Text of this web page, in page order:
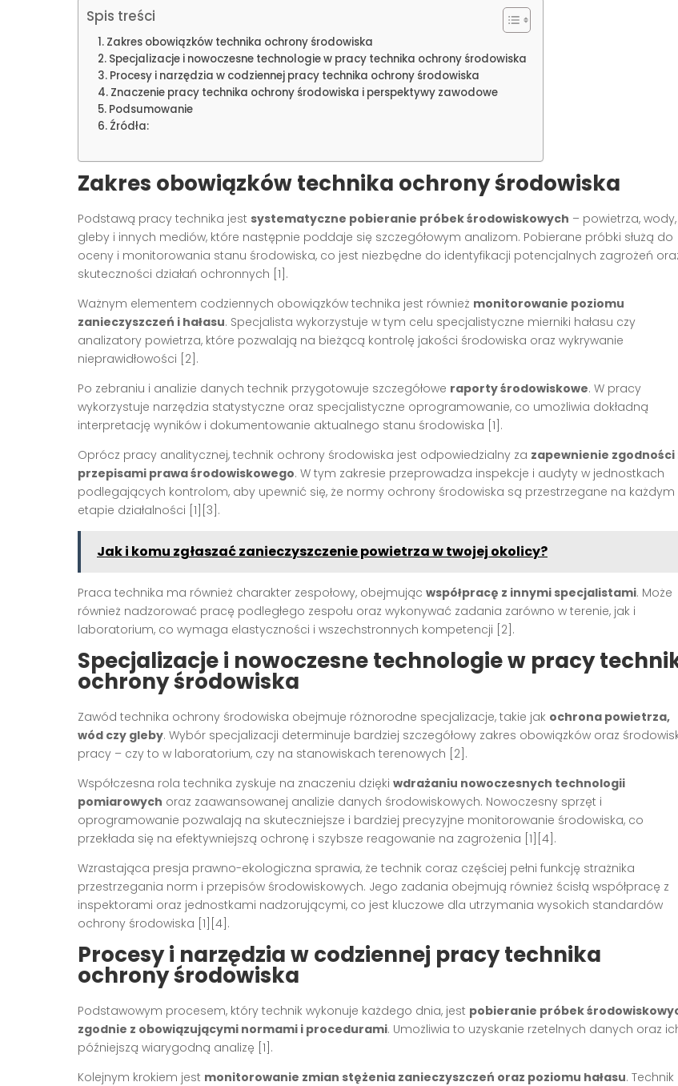
Spis treści
Zakres obowiązków technika ochrony środowiska
Specjalizacje i nowoczesne technologie w pracy technika ochrony środowiska
Procesy i narzędzia w codziennej pracy technika ochrony środowiska
Znaczenie pracy technika ochrony środowiska i perspektywy zawodowe
Podsumowanie
Źródła:
Zakres obowiązków technika ochrony środowiska
Podstawą pracy technika jest systematyczne pobieranie próbek środowiskowych – powietrza, wody,
gleby i innych mediów, które następnie poddaje się szczegółowym analizom. Pobierane próbki służą do
oceny i monitorowania stanu środowiska, co jest niezbędne do identyfikacji potencjalnych zagrożeń
skuteczności działań ochronnych [1].
Ważnym elementem codziennych obowiązków technika jest również monitorowanie poziomu
zanieczyszczeń i hałasu. Specjalista wykorzystuje w tym celu specjalistyczne mierniki hałasu czy
analizatory powietrza, które pozwalają na bieżącą kontrolę jakości środowiska oraz wykrywanie
nieprawidłowości [2].
Po zebraniu i analizie danych technik przygotowuje szczegółowe raporty środowiskowe. W pracy
wykorzystuje narzędzia statystyczne oraz specjalistyczne oprogramowanie, co umożliwia dokładną
interpretację wyników i dokumentowanie aktualnego stanu środowiska [1].
Oprócz pracy analitycznej, technik ochrony środowiska jest odpowiedzialny za zapewnienie zgodności
przepisami prawa środowiskowego. W tym zakresie przeprowadza inspekcje i audyty w jednostkach
podlegających kontrolom, aby upewnić się, że normy ochrony środowiska są przestrzegane na każdym
etapie działalności [1][3].
Jak i komu zgłaszać zanieczyszczenie powietrza w twojej okolicy?
Praca technika ma również charakter zespołowy, obejmując współpracę z innymi specjalistami. Może
również nadzorować pracę podległego zespołu oraz wykonywać zadania zarówno w terenie, jak i
laboratorium, co wymaga elastyczności i wszechstronnych kompetencji [2].
Specjalizacje i nowoczesne technologie w pracy
ochrony środowiska
Zawód technika ochrony środowiska obejmuje różnorodne specjalizacje, takie jak ochrona powietrza,
wód czy gleby. Wybór specjalizacji determinuje bardziej szczegółowy zakres obowiązków oraz
pracy – czy to w laboratorium, czy na stanowiskach terenowych [2].
Współczesna rola technika zyskuje na znaczeniu dzięki wdrażaniu nowoczesnych technologii
pomiarowych oraz zaawansowanej analizie danych środowiskowych. Nowoczesny sprzęt i
oprogramowanie pozwalają na skuteczniejsze i bardziej precyzyjne monitorowanie środowiska, co
przekłada się na efektywniejszą ochronę i szybsze reagowanie na zagrożenia [1][4].
Wzrastająca presja prawno-ekologiczna sprawia, że technik coraz częściej pełni funkcję strażnika
przestrzegania norm i przepisów środowiskowych. Jego zadania obejmują również ścisłą współpracę z
inspektorami oraz jednostkami nadzorującymi, co jest kluczowe dla utrzymania wysokich standardów
ochrony środowiska [1][4].
Procesy i narzędzia w codziennej pracy technika
ochrony środowiska
Podstawowym procesem, który technik wykonuje każdego dnia, jest pobieranie próbek
zgodnie z obowiązującymi normami i procedurami. Umożliwia to uzyskanie rzetelnych danych oraz
późniejszą wiarygodną analizę [1].
Kolejnym krokiem jest monitorowanie zmian stężenia zanieczyszczeń oraz poziomu hałasu. Technik